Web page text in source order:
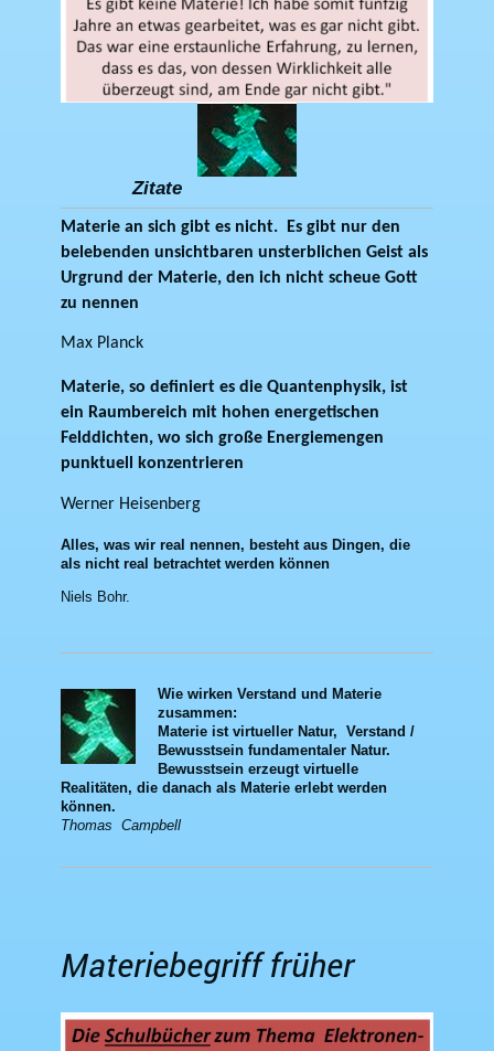
Zitate
Materie an sich gibt es nicht. Es gibt nur den
belebenden unsichtbaren unsterblichen Geist als
Urgrund der Materie, den ich nicht scheue Gott
zu nennen
Max Planck
Materie, so definiert es die Quantenphysik, ist
ein Raumbereich mit hohen energetischen
Felddichten, wo sich große Energiemengen
punktuell konzentrieren
Werner Heisenberg
Alles, was wir real nennen, besteht aus Dingen, die
als nicht real betrachtet werden können
Niels Bohr.
Wie wirken Verstand und Materie
zusammen:
Materie ist virtueller Natur, Verstand /
Bewusstsein fundamentaler Natur.
Bewusstsein erzeugt virtuelle
Realitäten, die danach als Materie erlebt werden
können.
Thomas Campbell
Materiebegriff früher